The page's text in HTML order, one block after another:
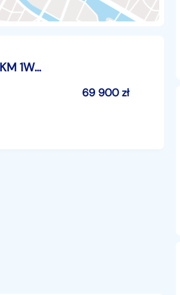
Mercedes-Benz Klasa S W221 LONG 5,5 V8 387KM 1Wł BEZWYP Serwis Airmatic MASAŻE Night View Assis
69 900zł